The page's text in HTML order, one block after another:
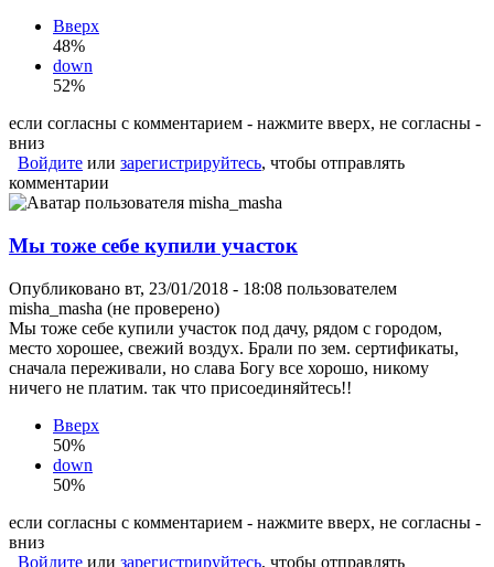
Вверх
48%
down
52%
если согласны с комментарием - нажмите вверх, не согласны -
вниз
Войдите или зарегистрируйтесь, чтобы отправлять
комментарии
Мы тоже себе купили участок
Опубликовано вт, 23/01/2018 - 18:08 пользователем
misha_masha (не проверено)
Мы тоже себе купили участок под дачу, рядом с городом,
место хорошее, свежий воздух. Брали по зем. сертификаты,
сначала переживали, но слава Богу все хорошо, никому
ничего не платим. так что присоединяйтесь!!
Вверх
50%
down
50%
если согласны с комментарием - нажмите вверх, не согласны -
вниз
Войдите или зарегистрируйтесь, чтобы отправлять